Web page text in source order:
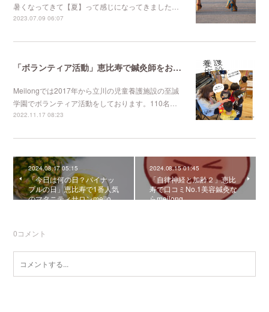
暑くなってきて【夏】って感じになってきました…
2023.07.09 06:07
「ボランティア活動」恵比寿で鍼灸師をお探しなら恵比寿meilong
Meilongでは2017年から立川の児童養護施設の至誠
学園でボランティア活動をしております。110名…
2022.11.17 08:23
2024.08.17 05:15
「今日は何の日？パイナッ
プルの日」恵比寿で1番人気
のマタニティサロンmeilo…
2024.08.15 01:45
「自律神経と加齢２」恵比
寿で口コミNo.1美容鍼灸な
らmeilong
0コメント